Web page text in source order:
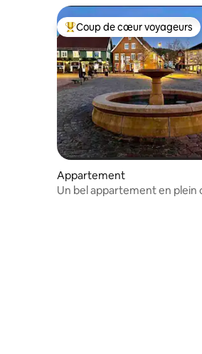
Coups de cœur voyageurs
Coup de cœur voyageurs
Appartement
Un bel appartement en plein